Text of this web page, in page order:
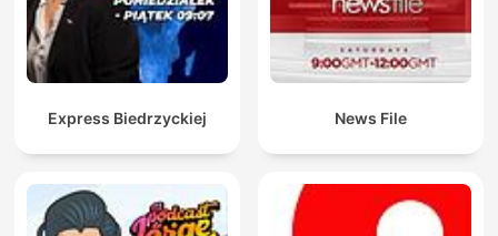
Express Biedrzyckiej News File